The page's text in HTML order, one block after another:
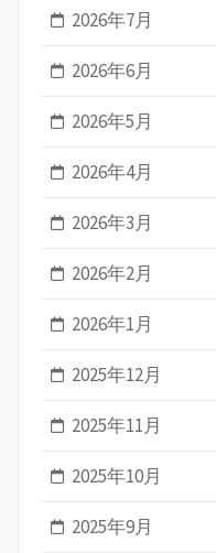
2026年7月
2026年6月
2026年5月
2026年4月
2026年3月
2026年2月
2026年1月
2025年12月
2025年11月
2025年10月
2025年9月